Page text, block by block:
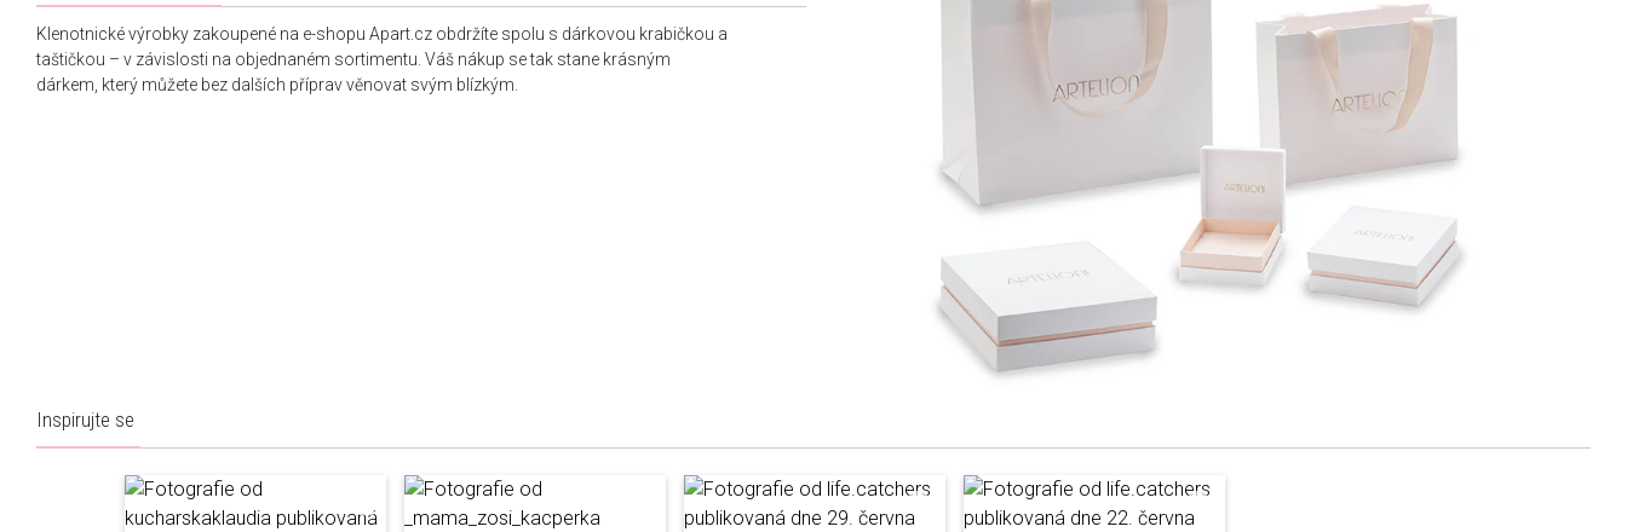
Klenotnické výrobky zakoupené na e-shopu Apart.cz obdržíte spolu s dárkovou krabičkou a
taštičkou – v závislosti na objednaném sortimentu. Váš nákup se tak stane krásným
dárkem, který můžete bez dalších příprav věnovat svým blízkým.
Inspirujte se